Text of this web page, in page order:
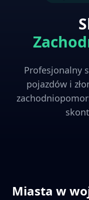
Profesjonalny
pojazdów i
Miasta w